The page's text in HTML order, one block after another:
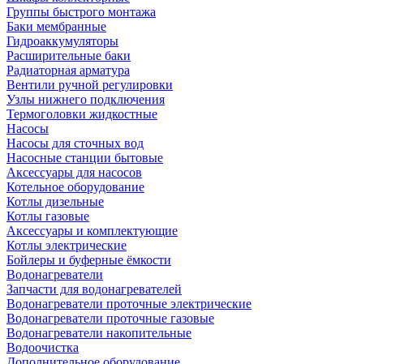
Группы быстрого монтажа
Баки мембранные
Гидроаккумуляторы
Расширительные баки
Радиаторная арматура
Вентили ручной регулировки
Узлы нижнего подключения
Термоголовки жидкостные
Насосы
Насосы для сточных вод
Насосные станции бытовые
Аксессуары для насосов
Котельное оборудование
Котлы дизельные
Котлы газовые
Аксессуары и комплектующие
Котлы электрические
Бойлеры и буферные ёмкости
Водонагреватели
Запчасти для водонагревателей
Водонагреватели проточные электрические
Водонагреватели проточные газовые
Водонагреватели накопительные
Водоочистка